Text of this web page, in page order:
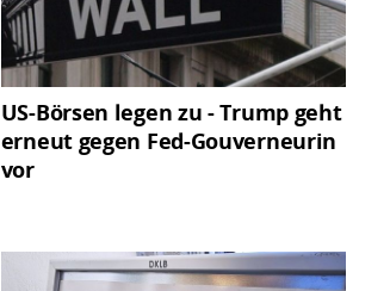
US-Börsen legen zu - Trump geht
erneut gegen Fed-Gouverneurin
vor